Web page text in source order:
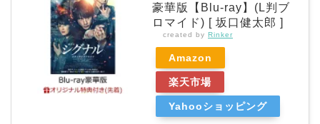
豪華版【Blu-ray】(L判ブ
ロマイド) [ 坂口健太郎 ]
created by Rinker
Amazon
楽天市場
Yahooショッピング